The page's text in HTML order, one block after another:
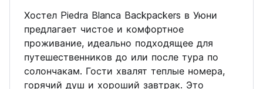
translated from original language)
Хостел Piedra Blanca Backpackers в Уюни
предлагает чистое и комфортное
проживание, идеально подходящее для
путешественников до или после тура по
солончакам. Гости хвалят теплые номера,
горячий душ и хороший завтрак. Это